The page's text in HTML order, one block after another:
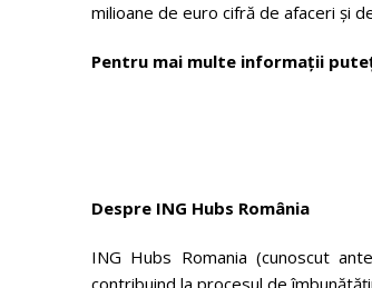
milioane de euro cifră de afaceri și
Pentru mai multe informații
Despre ING Hubs România
ING Hubs Romania (cunoscut
contribuind la procesul de